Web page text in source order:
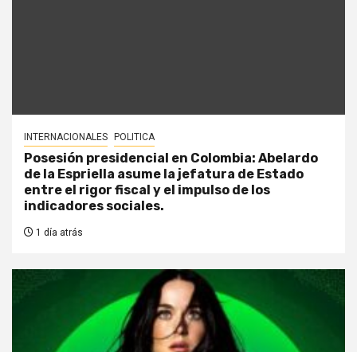
INTERNACIONALES POLITICA
Posesión presidencial en Colombia: Abelardo
de la Espriella asume la jefatura de Estado
entre el rigor fiscal y el impulso de los
indicadores sociales.
1 día atrás